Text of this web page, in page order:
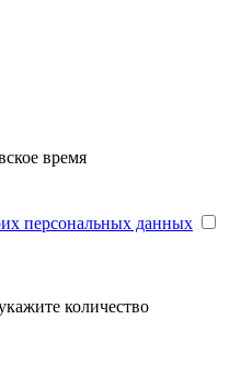
время
персональных данных
количество